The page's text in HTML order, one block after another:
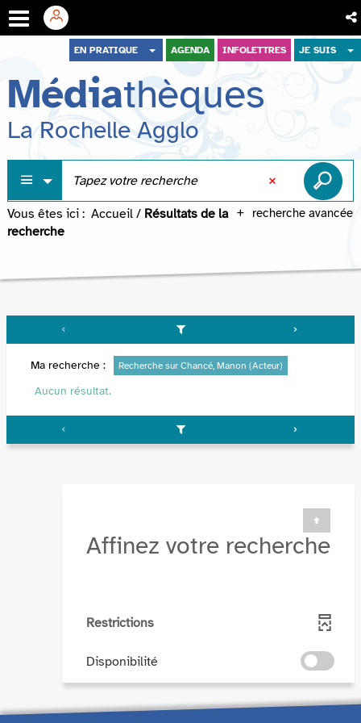
menu
contenu
recherche
EN PRATIQUE AGENDA INFOLETTRES JE SUIS
Médiathèques
La Rochelle Agglo
recherche avancée
Vous êtes ici : Accueil / Résultats de la
recherche
Ma recherche : Recherche sur Chancé, Manon (Acteur)
Aucun résultat.
Affinez votre recherche
Restrictions
Disponibilité
-
ajouter